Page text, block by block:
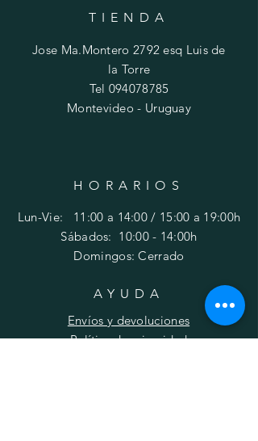
TIENDA
Jose Ma.Montero 2792 esq Luis de
la Torre
Tel 094078785
Montevideo - Uruguay
HORARIOS
Lun-Vie: 11:00 a 14:00 / 15:00 a 19:00h
​​Sábados: 10:00 - 14:00h
Domingos: Cerrado
AYUDA
Envíos y devoluciones
Política de privacidad